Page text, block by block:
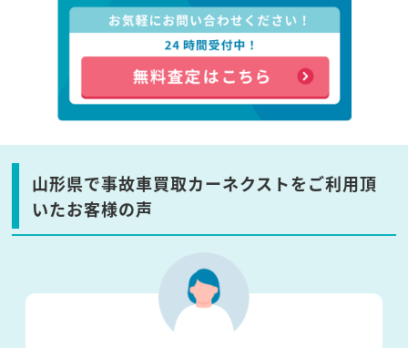
山形県で事故車買取カーネクストをご利用頂
いたお客様の声